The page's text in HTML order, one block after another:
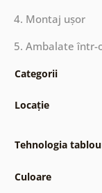
4. Montaj ușor
5. Ambalate într-
Categorii
Locație
Tehnologia
Culoare